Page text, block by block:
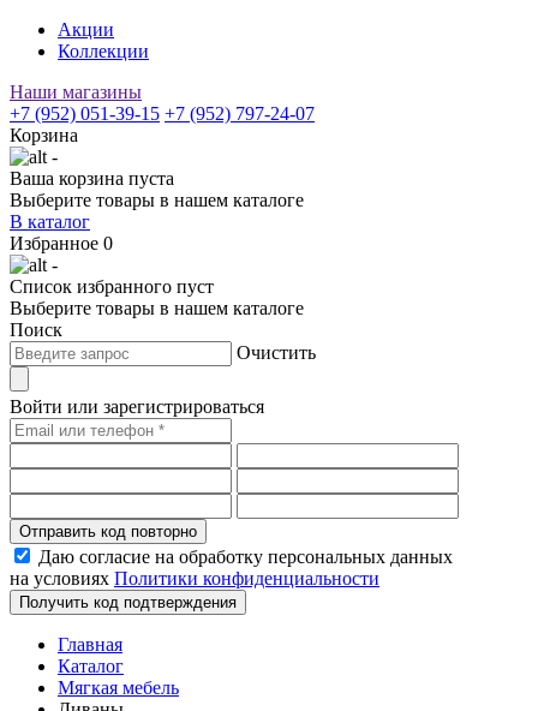
Акции
Коллекции
Наши магазины
+7 (952) 051-39-15 +7 (952) 797-24-07
Корзина
-
Ваша корзина пуста
Выберите товары в нашем каталоге
В каталог
Избранное 0
-
Список избранного пуст
Выберите товары в нашем каталоге
Поиск
Очистить
Войти или зарегистрироваться
Отправить код повторно
Даю согласие на обработку персональных данных
на условиях Политики конфиденциальности
Получить код подтверждения
Главная
Каталог
Мягкая мебель